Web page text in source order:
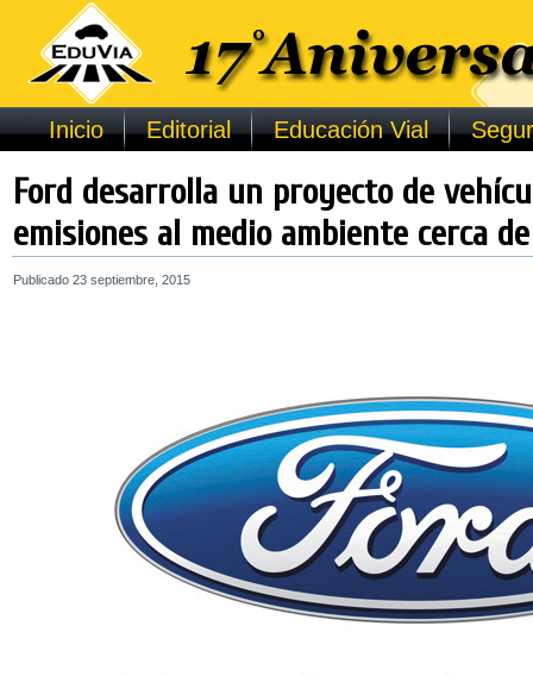
Inicio Editorial Educación Vial
Ford desarrolla un proyecto de
emisiones al medio ambiente cerca
Publicado 23 septiembre, 2015